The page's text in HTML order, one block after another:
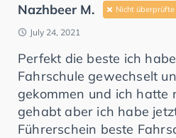
Nazhbeer M. Nicht
July 24, 2021
Perfekt die beste ich
Fahrschule gewechselt
gekommen und ich hatte
gehabt aber ich habe
Führerschein beste